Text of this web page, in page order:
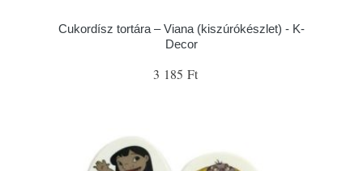
Cukordísz tortára – Viana (kiszúrókészlet) - K-
Decor
3 185 Ft